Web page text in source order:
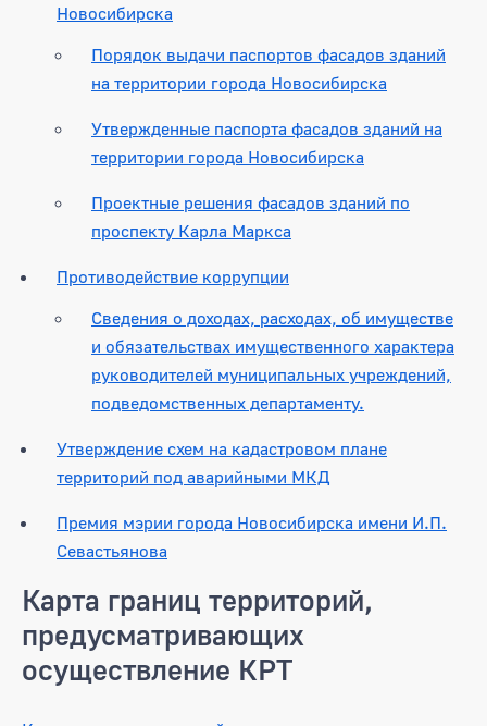
Новосибирска
Порядок выдачи паспортов фасадов зданий
на территории города Новосибирска
Утвержденные паспорта фасадов зданий на
территории города Новосибирска
Проектные решения фасадов зданий по
проспекту Карла Маркса
Противодействие коррупции
Сведения о доходах, расходах, об имуществе
и обязательствах имущественного характера
руководителей муниципальных учреждений,
подведомственных департаменту.
Утверждение схем на кадастровом плане
территорий под аварийными МКД
Премия мэрии города Новосибирска имени И.П.
Севастьянова
Карта границ территорий,
предусматривающих
осуществление КРТ